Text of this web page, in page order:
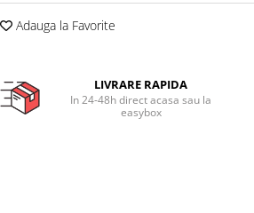
Adauga la Favorite
LIVRARE RAPIDA
In 24-48h direct acasa sau la
easybox